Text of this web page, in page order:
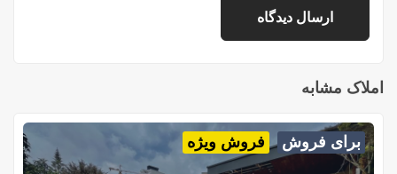
املاک مشابه
برای فروش فروش ویژه